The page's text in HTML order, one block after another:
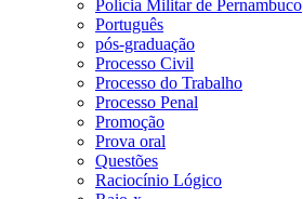
Polícia Militar de Pernambuco
Português
pós-graduação
Processo Civil
Processo do Trabalho
Processo Penal
Promoção
Prova oral
Questões
Raciocínio Lógico